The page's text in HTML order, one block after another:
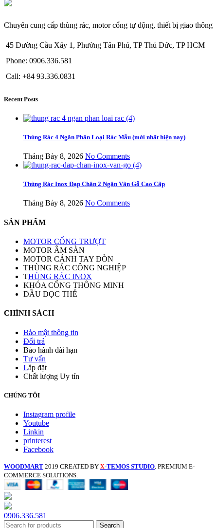
Chuyên cung cấp thùng rác, motor cổng tự động, thiết bị giao thông
45 Đường Cầu Xây 1, Phường Tân Phú, TP Thủ Đức, TP HCM
Phone: 0906.336.581
Call: +84 93.336.0831
Recent Posts
Thùng Rác 4 Ngăn Phân Loại Rác Mẫu (mới nhất hiện nay)
Tháng Bảy 8, 2026 No Comments
Thùng Rác Inox Đạp Chân 2 Ngăn Vân Gỗ Cao Cấp
Tháng Bảy 8, 2026 No Comments
SẢN PHẨM
MOTOR CỔNG TRƯỢT
MOTOR ÂM SÀN
MOTOR CÁNH TAY ĐÒN
THÙNG RÁC CÔNG NGHIỆP
THÙNG RÁC INOX
KHÓA CỔNG THÔNG MINH
ĐẦU ĐỌC THẺ
CHÍNH SÁCH
Bảo mật thông tin
Đổi trả
Bảo hành dài hạn
Tư vấn
Lắp đặt
Chất lượng Uy tín
CHÚNG TÔI
Instagram profile
Youtube
Linkin
printerest
Facebook
WOODMART 2019 CREATED BY X-TEMOS STUDIO . PREMIUM E-
COMMERCE SOLUTIONS.
0906.336.581
Search